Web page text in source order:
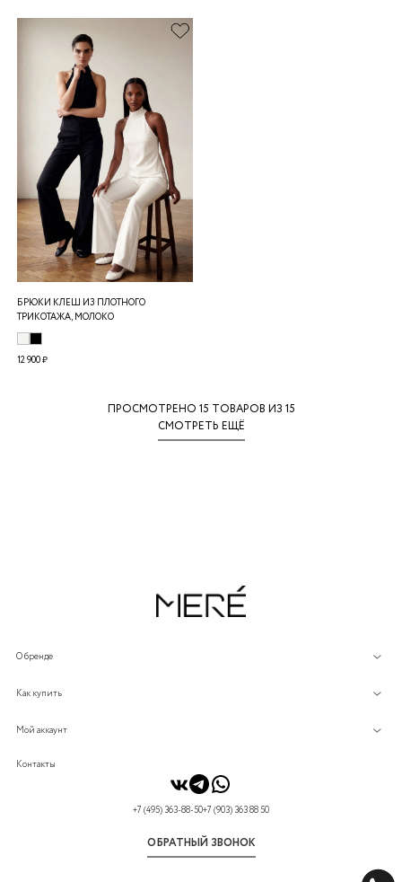
БРЮКИ КЛЕШ ИЗ ПЛОТНОГО
ТРИКОТАЖА, МОЛОКО
12 900 ₽
ПРОСМОТРЕНО 15 ТОВАРОВ ИЗ 15
СМОТРЕТЬ ЕЩЁ
О бренде
Как купить
Мой аккаунт
Контакты
+7 (495) 363-88-50+7 (903) 363 88 50
ОБРАТНЫЙ ЗВОНОК